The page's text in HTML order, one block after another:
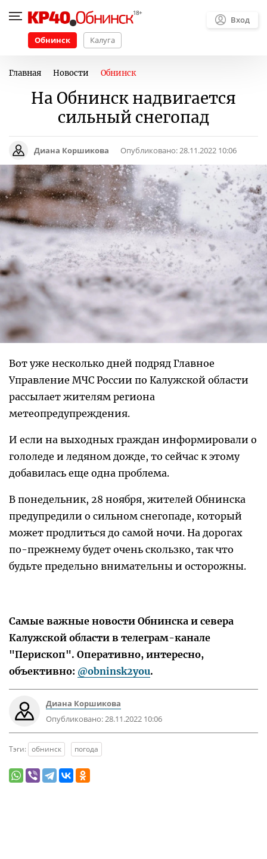
Обнинск Калуга
Вход
Главная Новости Обнинск
На Обнинск надвигается
сильный снегопад
Диана Коршикова Опубликовано:28.11.2022 10:06
Вот уже несколько дней подряд Главное
Управление МЧС России по Калужской области
рассылает жителям региона
метеопредупреждения.
И если на выходных граждан информировали о
гололеде и ледяном дожде, то сейчас к этому
добавилась еще одна проблема.
В понедельник, 28 ноября, жителей Обнинска
предупредили о сильном снегопаде, который
может продлиться до самой ночи. На дорогах
по-прежнему будет очень скользко, так что
будьте предельно внимательны и осторожны.
Самые важные новости Обнинска и севера
Калужской области в телеграм-канале
"Перископ". Оперативно, интересно,
объективно: @obninsk2you.
Диана Коршикова
Опубликовано:28.11.2022 10:06
Тэги: обнинск погода